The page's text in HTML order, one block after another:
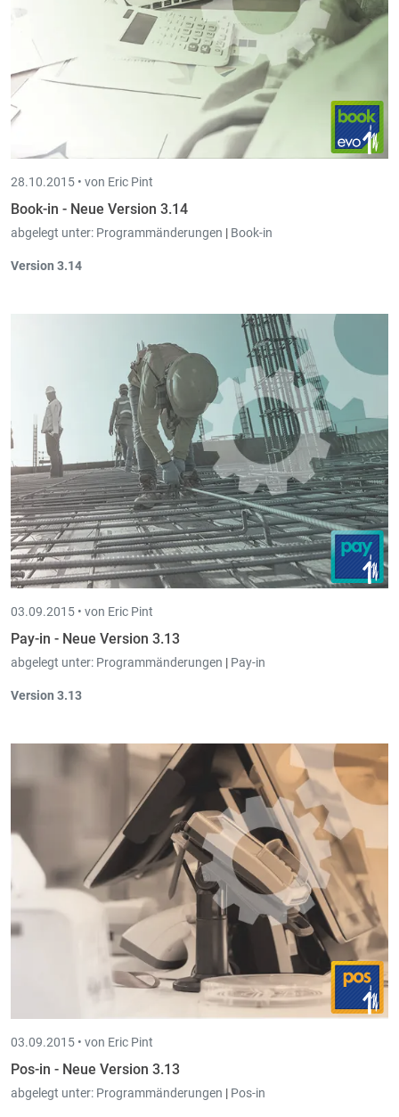
28.10.2015 • von Eric Pint
Book-in - Neue Version 3.14
abgelegt unter: Programmänderungen | Book-in
Version 3.14
geklickt wird nach dieser Kolonne sortiert.
Möglichkeit die Kunden bzw. Lieferanten
über die Bewegungen einer gewissen Periode einzuschränken
03.09.2015 • von Eric Pint
Pay-in - Neue Version 3.13
abgelegt unter: Programmänderungen | Pay-in
Version 3.13
Stammdaten Arbeitnehmer: DieKonten und die Analytik beim
werden von nun an in denmonatlichen
Arbeitnehmer-Parameternfestgehalten.
Stammdaten Arbeitnehmer: Neues Feld "Art der
Beschäftigung", dient dazu den Wert aus der Stammdatei bei
einer Anmeldung Arbeitnehmer (DECAFF) vorzuschlagen.
03.09.2015 • von Eric Pint
Pos-in - Neue Version 3.13
abgelegt unter: Programmänderungen | Pos-in